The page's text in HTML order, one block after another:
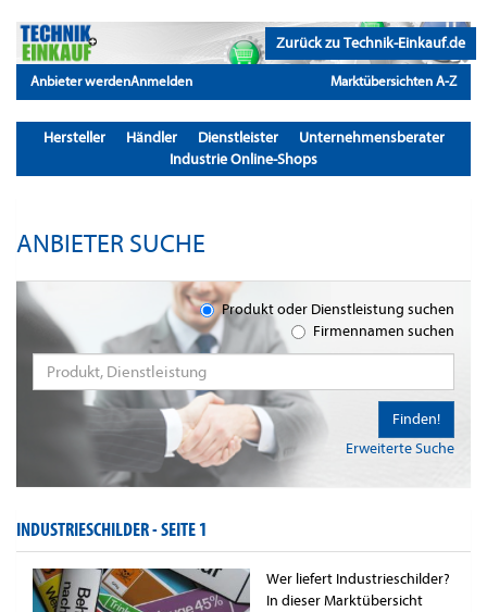
Zurück zu Technik-Einkauf.de
Anbieter werdenAnmelden Marktübersichten A-Z
Hersteller Händler Dienstleister
Unternehmensberater
Industrie Online-Shops
ANBIETER SUCHE
Produkt oder Dienstleistung suchen
Firmennamen suchen
Erweiterte Suche
Finden!
INDUSTRIESCHILDER -SEITE 1
Wer liefert Industrieschilder?
In dieser Marktübersicht